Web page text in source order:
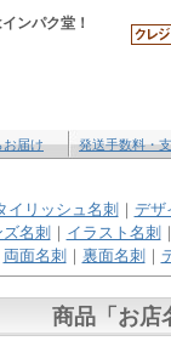
ンパク堂！
お届け 発送手数料・
イリッシュ名刺
デザ
ズ名刺 イラスト名刺
両面名刺 裏面名刺
商品「 お店